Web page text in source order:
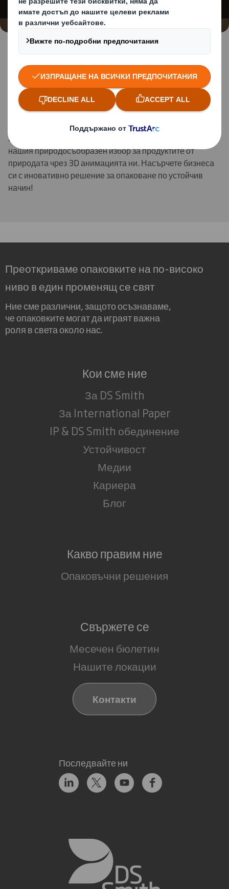
Увеличете продажбите
си с тарелки от велпапе
за плодове и зеленчуци
Потопете се в света на устойчивите опаковки и открийте
нашия природосъобразен избор за продуктите от
природата чрез 3D анимацията ни. Насърчете бизнеса
си с иновативно решение за опаковане по устойчив
начин!
Преоткриваме опаковките на по-високо
ниво в един променящ се свят
Ние сме различни, защото осъзнаваме,
че опаковките могат да играят важна
роля в света около нас.
Кои сме ние
За DS Smith
За International Paper
IP & DS Smith обединение
Устойчивост
Медии
Кариера
Блог
Какво правим ние
Опаковъчни решения
Свържете се
Месечен бюлетин
Нашите локации
Контакти
Последвайте ни